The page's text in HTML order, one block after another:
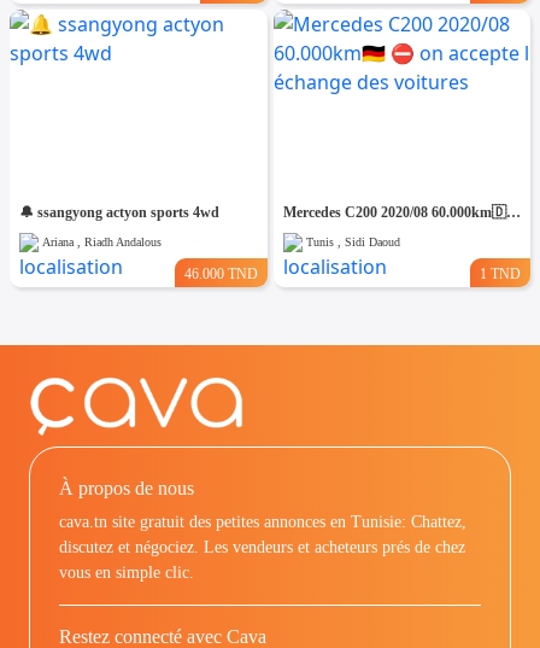
🔔 ssangyong actyon sports 4wd
Ariana , Riadh Andalous
46.000 TND
Mercedes C200 2020/08 60.000km🇩🇪 ⛔️ on accepte l échange des voitures
Tunis , Sidi Daoud
1 TND
À propos de nous
cava.tn site gratuit des petites annonces en Tunisie: Chattez,
discutez et négociez. Les vendeurs et acheteurs prés de chez
vous en simple clic.
Restez connecté avec Cava